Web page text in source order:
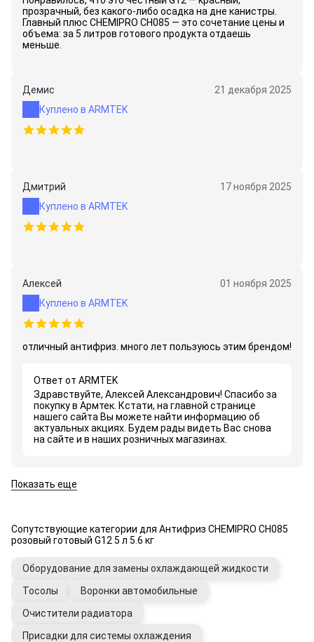
прозрачный, без какого-либо осадка на дне канистры.
Главный плюс CHEMIPRO CH085 — это сочетание цены и
объема: за 5 литров готового продукта отдаешь
меньше.
Демис
21 декабря 2025
Куплено в ARMTEK
Дмитрий
17 ноября 2025
Куплено в ARMTEK
Алексей
01 ноября 2025
Куплено в ARMTEK
отличный антифриз. много лет пользуюсь этим брендом!
Ответ от ARMTEK
Здравствуйте, Алексей Александрович! Спасибо за
покупку в Армтек. Кстати, на главной странице
нашего сайта Вы можете найти информацию об
актуальных акциях. Будем рады видеть Вас снова
на сайте и в наших розничных магазинах.
Показать еще
Сопутствующие категории для Антифриз CHEMIPRO CH085
розовый готовый G12 5 л 5.6 кг
Оборудование для замены охлаждающей жидкости
Тосолы
Воронки автомобильные
Очистители радиатора
Присадки для системы охлаждения